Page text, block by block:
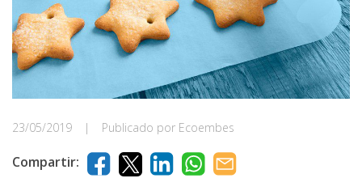
23/05/2019 | Publicado por Ecoembes
Compartir: